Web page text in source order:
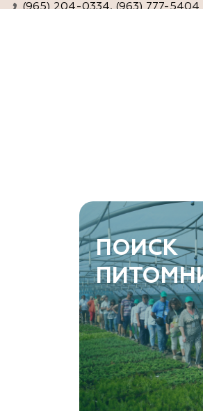
(965) 204-0334, (963) 777-5404
ArtGreen (питомник
растений, АртГрин)
Ростовская область, Ростов-
Левобережная ул, дом № 37
8 966 206 7222
www.art-green.ru
Garden Group, ООО
ПОИСК